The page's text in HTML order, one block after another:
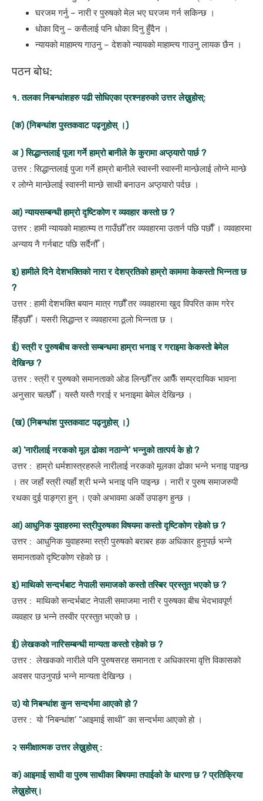
घरजम गर्नु – नारी र पुरुषको मेल भए घरजम गर्न सकिन्छ ।
धोका दिनु – कसैलाई पनि धोका दिनु हुँदैन ।
न्यायको माहाम्त्य गाउनु – देशको न्यायको माहाम्त्य गाउनु लायक छैन ।
पठन बोध:
१. तलका निबन्धांशहरु पढी सोधिएका प्रश्नहरुको उत्तर लेख्नुहोस्:
(क) (निबन्धांश पुस्तकवाट पढ्नुहोस् ।)
अ ) सिद्धान्तलाई पूजा गर्ने हाम्रो बानीले के कुरामा अप्ठ्यारो पार्छ ?
उत्तर : सिद्धान्तलाई पुजा गर्ने हाम्रो बानीले स्वास्नी स्वास्नी मान्छेलाई लोग्ने मान्छे
र लोग्ने मान्छेलाई स्वास्नी मान्छे साथी बनाउन अप्ठ्यारो पर्दछ ।
आ) न्यायसम्बन्धी हाम्रो दृष्टिकोण र व्यवहार कस्तो छ ?
उत्तर : हामी न्यायको माहात्म्य त गाउँछौँ तर व्यवहारमा उतार्न पछि पर्छाैँ । व्यवहारमा
अन्याय नै गर्नबाट पछि सर्दैनौँ ।
इ) हामीले दिने देशभक्तिको नारा र देशप्रतिको हाम्रो काममा केकस्तो भिन्नता छ
?
उत्तर : हामी देशभक्ति बयान मात्र गर्छाैँ तर व्यवहारमा खुद विपरित काम गरेर
हिँड्छौँ । यसरी सिद्धान्त र व्यवहारमा ठूलो भिन्नता छ ।
ई) स्त्री र पुरुषबीच कस्तो सम्बन्धमा हाम्रा भनाइ र गराइमा केकस्तो बेमेल
देखिन्छ ?
उत्तर : स्त्री र पुरुषको समानताको ओड लिन्छौँ तर आफैँ सम्प्रदायिक भावना
अनुसार चल्छौँ । यस्तै यस्तै गराई र भनाइमा बेमेल देखिन्छ ।
(ख) (निबन्धांश पुस्तकवाट पढ्नुहोस् ।)
अ) 'नारीलाई नरकको मूल ढोका नठान्ने' भन्नुको तात्पर्य के हो ?
उत्तर : हाम्रो धर्मशास्त्रहरुले नारीलाई नरकको मूलका ढोका भन्ने भनाइ पाइन्छ
। तर जहाँ स्त्री त्यहाँ श्री भन्ने भनाइ पनि पाइन्छ । नारी र पुरुष समाजरुपी
रथका दुई पाङ्ग्रा हुन् । एको अभावमा अर्काे उपाङ्ग हुन्छ ।
आ) आधुनिक युवाहरुमा स्त्रीपुरुषका विषयमा कस्तो दृष्टिकोण रहेको छ ?
उत्तर : आधुनिक युवाहरुमा स्त्री पुरुषको बराबर हक अधिकार हुनुपर्छ भन्ने
समानताको दृष्टिकोण रहेको छ ।
इ) माथिको सन्दर्भबाट नेपाली समाजको कस्तो तस्बिर प्रस्तुत भएको छ ?
उत्तर : माथिको सन्दर्भबाट नेपाली समाजमा नारी र पुरुषका बीच भेदभावपूर्ण
व्यवहार छ भन्ने तस्वीर प्रस्तुत भएको छ ।
ई) लेखकको नारिसम्बन्धी मान्यता कस्तो रहेको छ ?
उत्तर : लेखकको नारीले पनि पुरुषसरह समानता र अधिकारमा वृत्ति विकासको
अवसर पाउनुपर्छ भन्ने मान्यता देखिन्छ ।
उ) यो निबन्धांश कुन सन्दर्भमा आएको हो ?
उत्तर : यो ‘निबन्धांश’ “आइमाई साथी” का सन्दर्भमा आएको हो ।
२ समीक्षात्मक उत्तर लेख्नुहोस् :
क) आइमाई साथी वा पुरुष साथीका बिषयमा तपाईको के धारणा छ ? प्रतिक्रिया
लेख्नुहोस्।